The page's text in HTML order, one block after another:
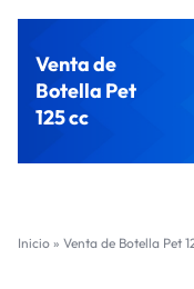
Venta de
Botella Pet
125 cc
Inicio » Venta de Botella Pet